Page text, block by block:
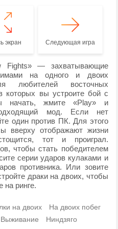
экран Следующая игра
Fights» — захватывающие
на одного и двоих
любителей восточных
которых вы устроите бой с
начать, жмите «Play» и
мод. Если нет
один против ПК. Для этого
вверху отображают жизни
тот и проиграл.
чтобы стать победителем
серии ударов кулаками и
противника. Или зовите
драки на двоих, чтобы
на ринге.
на двоих
На двоих побег
Выживание
Ниндзяго